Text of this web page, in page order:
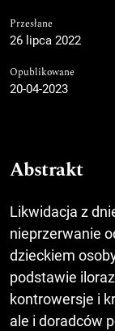
Przesłane
26 lipca 2022
Opublikowane
20-04-2023
Abstrakt
Likwidacja z
nieprzerwanie
dzieckiem
podstawie
kontrowersje i
ale i doradców